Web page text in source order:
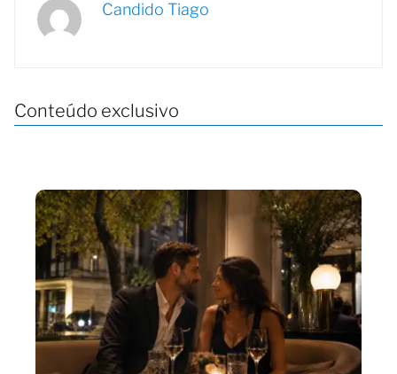
Candido Tiago
Conteúdo exclusivo